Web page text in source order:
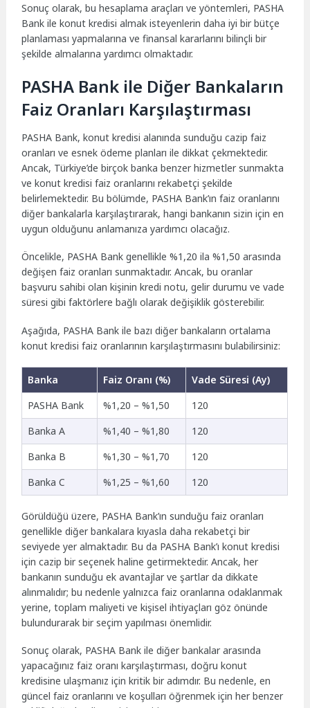
Sonuç olarak, bu hesaplama araçları ve yöntemleri, PASHA
Bank ile konut kredisi almak isteyenlerin daha iyi bir bütçe
planlaması yapmalarına ve finansal kararlarını bilinçli bir
şekilde almalarına yardımcı olmaktadır.
PASHA Bank ile Diğer Bankaların
Faiz Oranları Karşılaştırması
PASHA Bank, konut kredisi alanında sunduğu cazip faiz
oranları ve esnek ödeme planları ile dikkat çekmektedir.
Ancak, Türkiye’de birçok banka benzer hizmetler sunmakta
ve konut kredisi faiz oranlarını rekabetçi şekilde
belirlemektedir. Bu bölümde, PASHA Bank’ın faiz oranlarını
diğer bankalarla karşılaştırarak, hangi bankanın sizin için en
uygun olduğunu anlamanıza yardımcı olacağız.
Öncelikle, PASHA Bank genellikle %1,20 ila %1,50 arasında
değişen faiz oranları sunmaktadır. Ancak, bu oranlar
başvuru sahibi olan kişinin kredi notu, gelir durumu ve vade
süresi gibi faktörlere bağlı olarak değişiklik gösterebilir.
Aşağıda, PASHA Bank ile bazı diğer bankaların ortalama
konut kredisi faiz oranlarının karşılaştırmasını bulabilirsiniz:
Banka Faiz Oranı (%)
Vade Süresi (Ay)
PASHA Bank
%1,20 – %1,50
120
Banka A
%1,40 – %1,80
120
Banka B
%1,30 – %1,70
120
Banka C
%1,25 – %1,60 120
Görüldüğü üzere, PASHA Bank’ın sunduğu faiz oranları
genellikle diğer bankalara kıyasla daha rekabetçi bir
seviyede yer almaktadır. Bu da PASHA Bank’ı konut kredisi
için cazip bir seçenek haline getirmektedir. Ancak, her
bankanın sunduğu ek avantajlar ve şartlar da dikkate
alınmalıdır; bu nedenle yalnızca faiz oranlarına odaklanmak
yerine, toplam maliyeti ve kişisel ihtiyaçları göz önünde
bulundurarak bir seçim yapılması önemlidir.
Sonuç olarak, PASHA Bank ile diğer bankalar arasında
yapacağınız faiz oranı karşılaştırması, doğru konut
kredisine ulaşmanız için kritik bir adımdır. Bu nedenle, en
güncel faiz oranlarını ve koşulları öğrenmek için her benzer